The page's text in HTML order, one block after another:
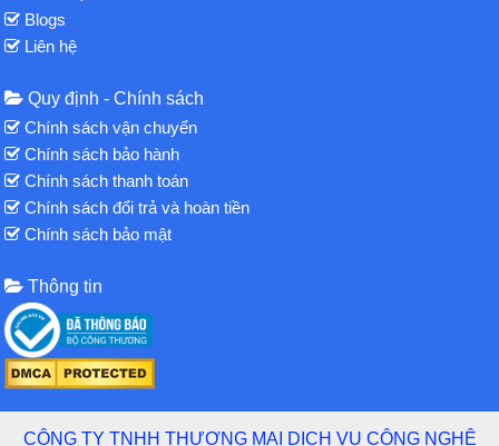
Blogs
Liên hệ
Quy định - Chính sách
Chính sách vận chuyển
Chính sách bảo hành
Chính sách thanh toán
Chính sách đổi trả và hoàn tiền
Chính sách bảo mật
Thông tin
CÔNG TY TNHH THƯƠNG MẠI DỊCH VỤ CÔNG NGHỆ